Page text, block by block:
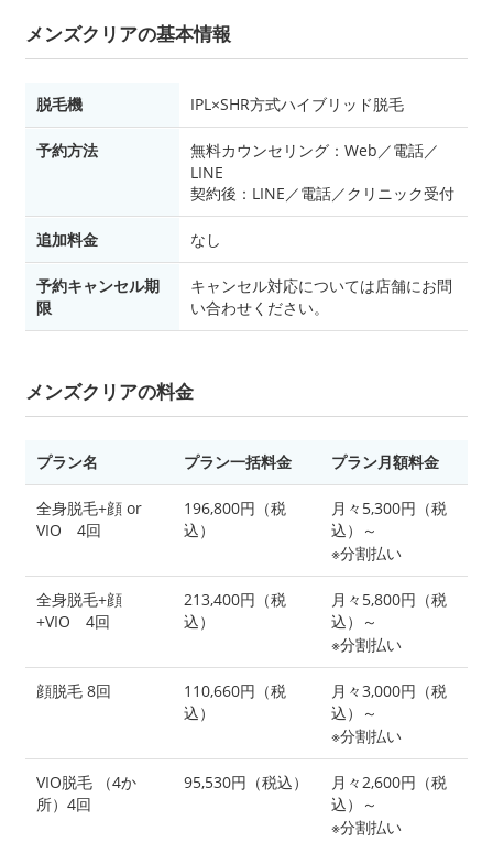
メンズクリアの基本情報
脱毛機 IPL×SHR方式ハイブリッド脱毛
予約方法
無料カウンセリング：Web／電話／
LINE
契約後：LINE／電話／クリニック受付
追加料金 なし
予約キャンセル期
限
キャンセル対応については店舗にお問
い合わせください。
メンズクリアの料金
プラン名 プラン一括料金 プラン月額料金
全身脱毛+顔 or
VIO 4回
196,800円（税
込）
月々5,300円（税
込）～
※分割払い
全身脱毛+顔
+VIO 4回
213,400円（税
込）
月々5,800円（税
込）～
※分割払い
顔脱毛 8回
110,660円（税
込）
月々3,000円（税
込）～
※分割払い
VIO脱毛 （4か
所）4回
95,530円（税込）
月々2,600円（税
込）～
※分割払い